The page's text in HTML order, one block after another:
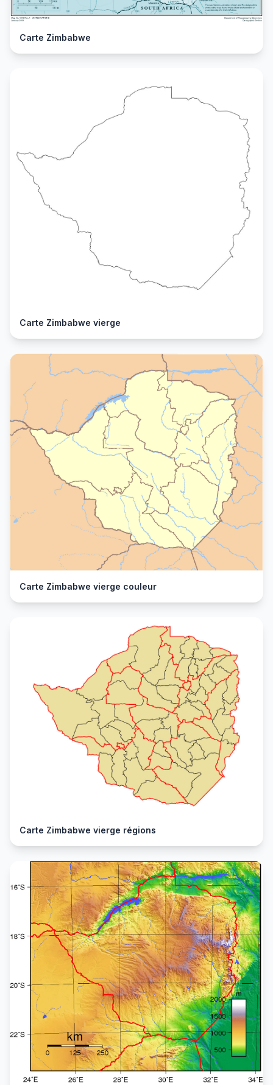
Carte Zimbabwe
Carte Zimbabwe vierge
Carte Zimbabwe vierge couleur
Carte Zimbabwe vierge régions